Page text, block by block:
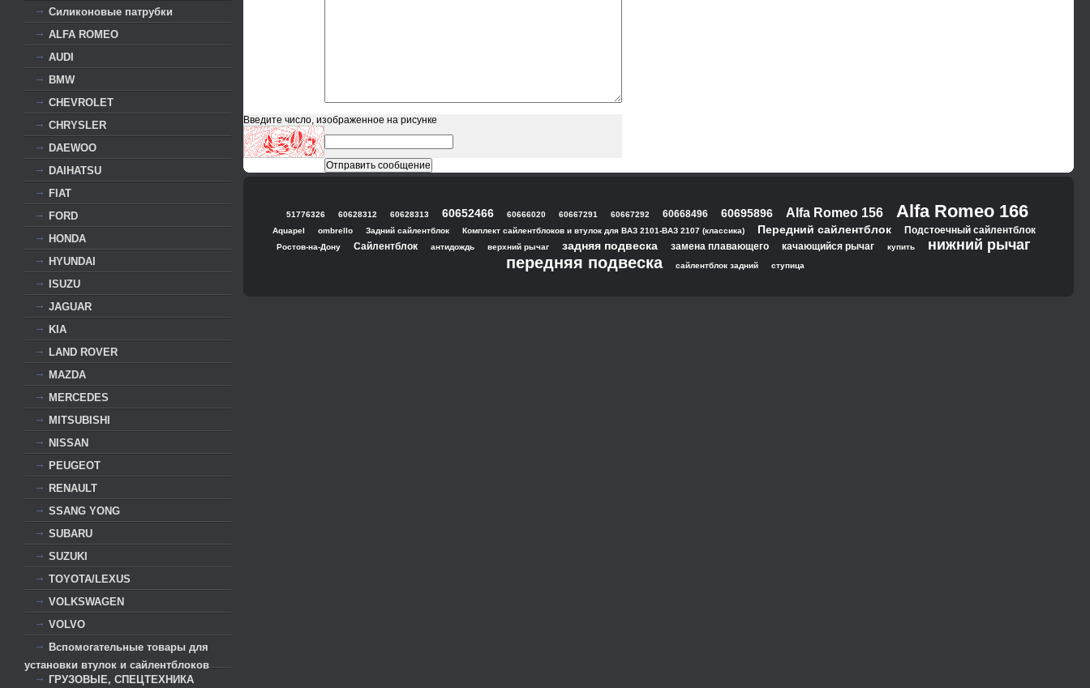
Силиконовые патрубки
ALFA ROMEO
AUDI
BMW
CHEVROLET
CHRYSLER
DAEWOO
DAIHATSU
FIAT
FORD
HONDA
HYUNDAI
ISUZU
JAGUAR
KIA
LAND ROVER
MAZDA
MERCEDES
MITSUBISHI
NISSAN
PEUGEOT
RENAULT
SSANG YONG
SUBARU
SUZUKI
TOYOTA/LEXUS
VOLKSWAGEN
VOLVO
Вспомогательные товары для
установки втулок и сайлентблоков
ГРУЗОВЫЕ, СПЕЦТЕХНИКА
Введите число, изображенное на рисунке
51776326 60628312 60628313 60652466 60666020 60667291 60667292 60668496 60695896 Alfa Romeo 156 Alfa Romeo 166
Aquapel ombrello Задний сайлентблок Комплект сайлентблоков и втулок для ВАЗ 2101-ВАЗ 2107 (классика) Передний сайлентблок Подстоечный сайлентблок
Ростов-на-Дону Сайлентблок антидождь верхний рычаг задняя подвеска замена плавающего качающийся рычаг купить нижний рычаг
передняя подвеска сайлентблок задний ступица